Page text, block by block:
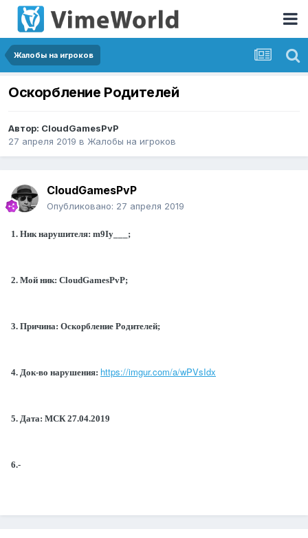
Жалобы на игроков
Оскорбление Родителей
Автор: CloudGamesPvP
27 апреля 2019 в Жалобы на игроков
CloudGamesPvP
Опубликовано: 27 апреля 2019
1. Ник нарушителя: m9Iy___ ;
2. Мой ник: CloudGamesPvP;
3. Причина: Оскорбление Родителей;
4. Док-во нарушения: https://imgur.com/a/wPVsIdx
5. Дата: МСК 27.04.2019
6.-